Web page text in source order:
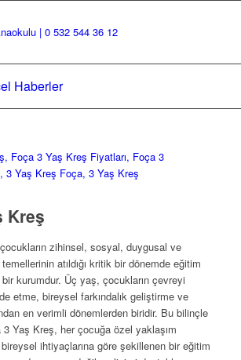
Haberler
Kreş
zihinsel, sosyal, duygusal ve
atıldığı kritik bir dönemde eğitim
kurumdur. Üç yaş, çocukların çevreyi
etme, bireysel farkındalık geliştirme ve
en verimli dönemlerden biridir. Bu bilinçle
Yaş Kreş, her çocuğa özel yaklaşım
ihtiyaçlarına göre şekillenen bir eğitim